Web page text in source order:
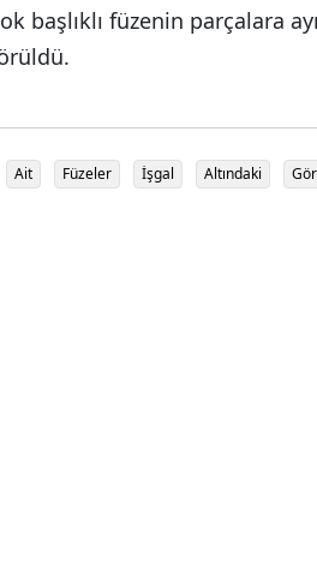
başlıklı füzenin parçalara
Ait Füzeler İşgal Altındaki